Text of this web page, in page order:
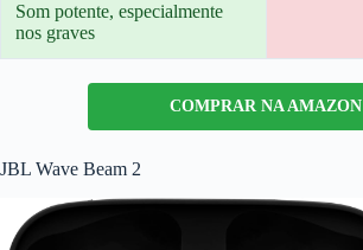
Som potente, especialmente
nos graves
COMPRAR NA AMAZON
JBL Wave Beam 2